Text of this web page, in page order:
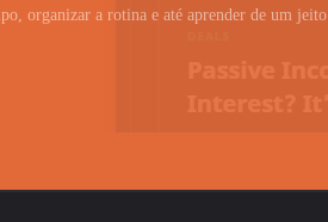
organizar a rotina e até aprender de um jeito